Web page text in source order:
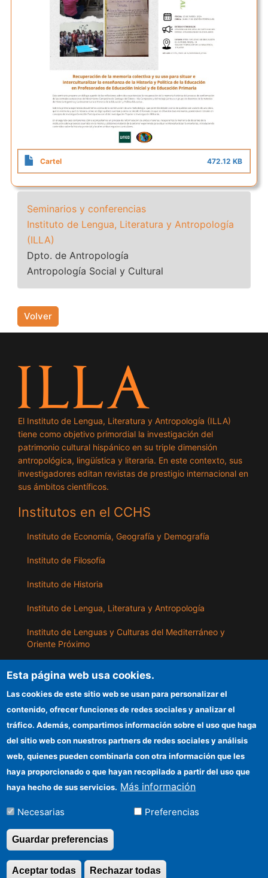
Cartel 472.12 KB
Seminarios y conferencias
Instituto de Lengua, Literatura y Antropología
(ILLA)
Dpto. de Antropología
Antropología Social y Cultural
Volver
El Instituto de Lengua, Literatura y Antropología (ILLA)
tiene como objetivo primordial la investigación del
patrimonio cultural hispánico en su triple dimensión
antropológica, lingüística y literaria. En este contexto, sus
investigadores editan revistas de prestigio internacional en
sus ámbitos científicos.
Institutos en el CCHS
Instituto de Economía, Geografía y Demografía
Instituto de Filosofía
Instituto de Historia
Instituto de Lengua, Literatura y Antropología
Instituto de Lenguas y Culturas del Mediterráneo y
Oriente Próximo
ILLA
Información para proveedores
Organismos financiadores
Cómo llegar
©Copyright 2026 Todos los derechos
Esta página web usa cookies.
Las cookies de este sitio web se usan para personalizar el
contenido, ofrecer funciones de redes sociales y analizar el
tráfico. Además, compartimos información sobre el uso que haga
del sitio web con nuestros partners de redes sociales y análisis
web, quienes pueden combinarla con otra información que les
haya proporcionado o que hayan recopilado a partir del uso que
haya hecho de sus servicios. Más información
Necesarias Preferencias
Guardar preferencias
Rechazar todas
Aceptar todas